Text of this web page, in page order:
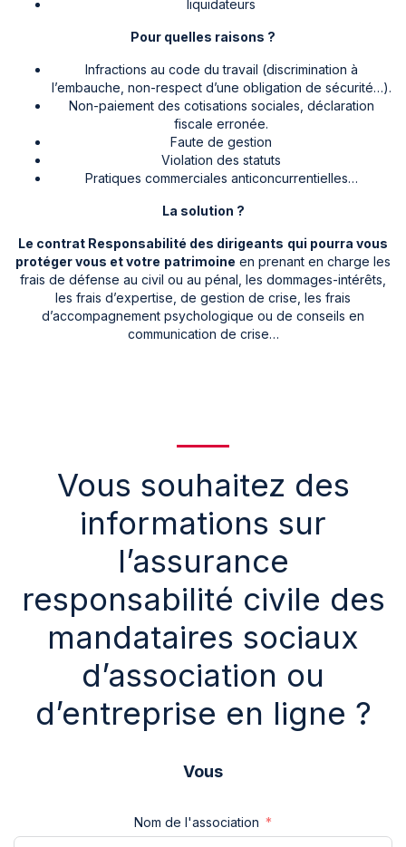
liquidateurs
Pour quelles raisons ?
Infractions au code du travail (discrimination à
l’embauche, non-respect d’une obligation de sécurité…).
Non-paiement des cotisations sociales, déclaration
fiscale erronée.
Faute de gestion
Violation des statuts
Pratiques commerciales anticoncurrentielles…
La solution ?
Le contrat Responsabilité des dirigeants qui pourra vous
protéger vous et votre patrimoine en prenant en charge les
frais de défense au civil ou au pénal, les dommages-intérêts,
les frais d’expertise, de gestion de crise, les frais
d’accompagnement psychologique ou de conseils en
communication de crise…
Vous souhaitez des
informations sur
l’assurance
responsabilité civile des
mandataires sociaux
d’association ou
d’entreprise en ligne ?
Vous
Nom de l'association